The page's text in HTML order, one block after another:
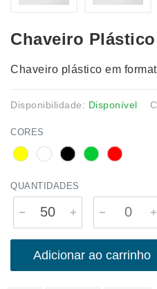
Chaveiro Plástico
Chaveiro plástico em
Disponibilidade: Disponível
CORES
QUANTIDADES
Adicionar ao carrinho